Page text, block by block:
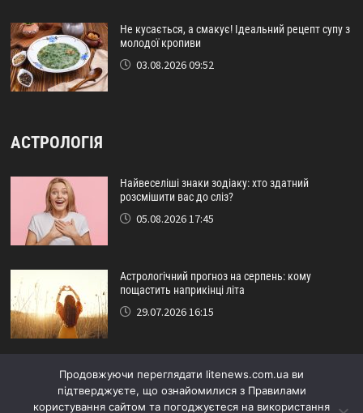
Не кусається, а смакує! Ідеальний рецепт супу з
молодої кропиви
03.08.2026 09:52
АСТРОЛОГІЯ
Найвеселіші знаки зодіаку: хто здатний
розсмішити вас до сліз?
05.08.2026 17:45
Астрологічний прогноз на серпень: кому
пощастить наприкінці літа
29.07.2026 16:15
Ідеальний друг за знаком зодіаку: хто ніколи не
підведе?
24.07.2026 17:48
Продовжуючи переглядати litenews.com.ua ви
підтверджуєте, що ознайомилися з Правилами
користування сайтом та погоджуєтеся на використання